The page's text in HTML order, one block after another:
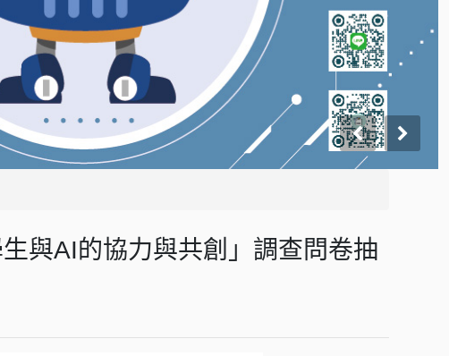
與AI的協力與共創」調查問卷抽